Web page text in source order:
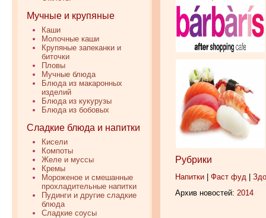
Мучные и крупяные
Каши
Молочные каши
Крупяные запеканки и
биточки
Пловы
Мучные блюда
Блюда из макаронных
изделий
Блюда из кукурузы
Блюда из бобовых
Сладкие блюда и напитки
Кисели
Компоты
Желе и муссы
Кремы
Мороженое и смешанные
прохладительные напитки
Пудинги и другие сладкие
блюда
Сладкие соусы
Рубрики
Напитки Фаст фуд
Архив новостей: 2014